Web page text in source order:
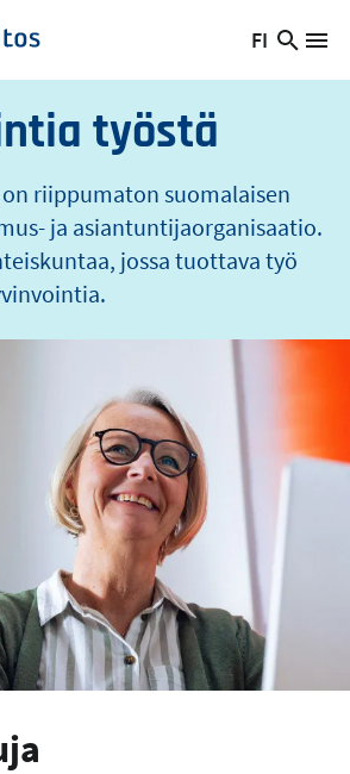
Vaihda
kieltä,
FI
Hae
työstä
riippumaton suomalaisen
ja asiantuntijaorganisaatio.
jossa tuottava työ